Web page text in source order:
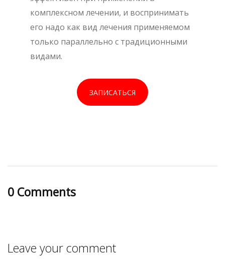
комплексном лечении, и воспринимать
его надо как вид лечения применяемом
только параллельно с традиционными
видами.
ЗАПИСАТЬСЯ
0 Comments
Leave your comment